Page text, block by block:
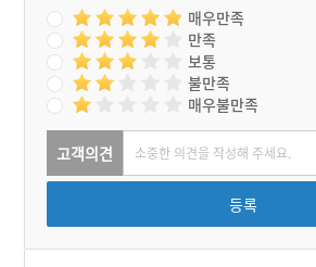
매우만족
만족
보통
불만족
매우불만족
고객의견
등록